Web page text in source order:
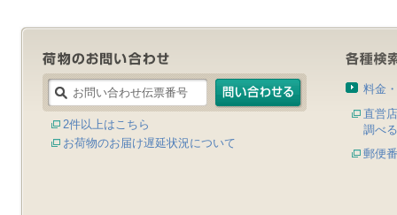
2件以上はこちら
お荷物のお届け遅延状況について
料金
直営
調べる
郵便